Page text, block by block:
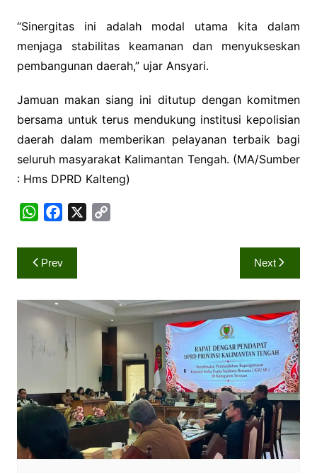
“Sinergitas ini adalah modal utama kita dalam
menjaga stabilitas keamanan dan menyukseskan
pembangunan daerah,” ujar Ansyari.
Jamuan makan siang ini ditutup dengan komitmen
bersama untuk terus mendukung institusi kepolisian
daerah dalam memberikan pelayanan terbaik bagi
seluruh masyarakat Kalimantan Tengah. (MA/Sumber
: Hms DPRD Kalteng)
W
a
t
A
p
c
e
o
k
i
n
Navigasi
pos
Prev Next